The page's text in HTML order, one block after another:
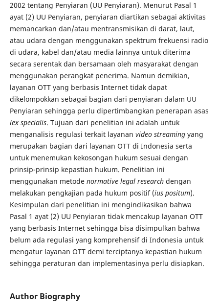
2002 tentang Penyiaran (UU Penyiaran). Menurut Pasal 1
ayat (2) UU Penyiaran, penyiaran diartikan sebagai aktivitas
memancarkan dan/atau mentransmisikan di darat, laut,
atau udara dengan menggunakan spektrum frekuensi radio
di udara, kabel dan/atau media lainnya untuk diterima
secara serentak dan bersamaan oleh masyarakat dengan
menggunakan perangkat penerima. Namun demikian,
layanan OTT yang berbasis Internet tidak dapat
dikelompokkan sebagai bagian dari penyiaran dalam UU
Penyiaran sehingga perlu dipertimbangkan penerapan asas
lex specialis. Tujuan dari penelitian ini adalah untuk
menganalisis regulasi terkait layanan video streamingyang
merupakan bagian dari layanan OTT di Indonesia serta
untuk menemukan kekosongan hukum sesuai dengan
prinsip-prinsip kepastian hukum. Penelitian ini
menggunakan metode normative legal researchdengan
melakukan pengkajian pada hukum positif (ius positum).
Kesimpulan dari penelitian ini mengindikasikan bahwa
Pasal 1 ayat (2) UU Penyiaran tidak mencakup layanan OTT
yang berbasis Internet sehingga bisa disimpulkan bahwa
belum ada regulasi yang komprehensif di Indonesia untuk
mengatur layanan OTT demi terciptanya kepastian hukum
sehingga peraturan dan implementasinya perlu disiapkan.
Author Biography